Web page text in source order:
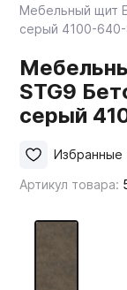
Фурнитура
Столешницы
Мой ЭГГЕР
Мебельный щит
серый 4100-
STG9
серый
Артикул товара:
Избранные